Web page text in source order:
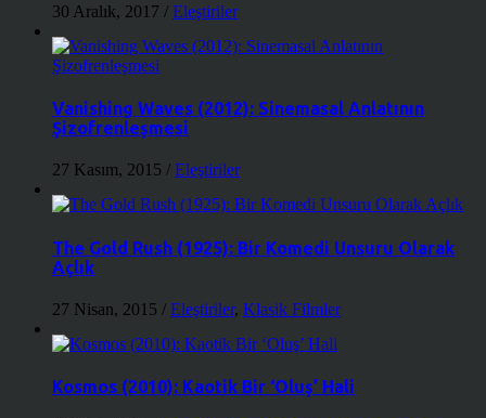
30 Aralık, 2017 / Eleştiriler
Vanishing Waves (2012): Sinemasal Anlatının
Şizofrenleşmesi
27 Kasım, 2015 / Eleştiriler
The Gold Rush (1925): Bir Komedi Unsuru Olarak
Açlık
27 Nisan, 2015 / Eleştiriler, Klasik Filmler
Kosmos (2010): Kaotik Bir ‘Oluş’ Hali